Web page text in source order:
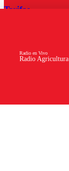
Radio Agricultura
Radio en Vivo
Tarifas